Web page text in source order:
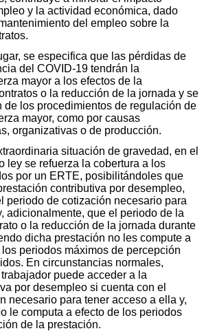
y la actividad económica, dado
del empleo sobre la
se especifica que las pérdidas de
del COVID-19 tendrán la
mayor a los efectos de la
o la reducción de la jornada y se
de los procedimientos de regulación de
mayor, como por causas
organizativas o de producción.
situación de gravedad, en el
ley se refuerza la cobertura a los
por un ERTE, posibilitándoles que
contributiva por desempleo,
periodo de cotización necesario para
adicionalmente, que el periodo de la
o la reducción de la jornada durante
dicha prestación no les compute a
periodos máximos de percepción
En circunstancias normales,
puede acceder a la
por desempleo si cuenta con el
necesario para tener acceso a ella y,
le computa a efecto de los periodos
de la prestación.